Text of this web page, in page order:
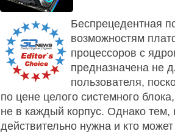
Беспрецедентная
возможностям
процессоров с
предназначена не
пользователя,
по цене целого системного
не в каждый корпус. Однако тем,
действительно нужна и кто